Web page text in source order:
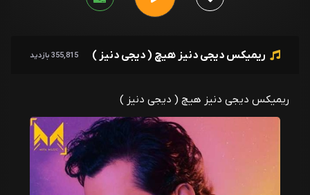
ریمیکس دیجی دنیز هیچ ( دیجی دنیز ) 355,815 بازدید
ریمیکس دیجی دنیز هیچ ( دیجی دنیز )